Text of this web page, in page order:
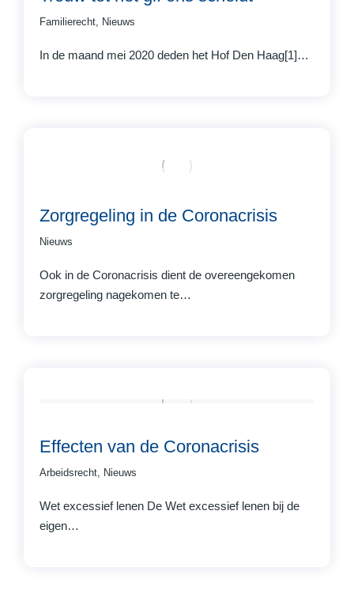
Familierecht, Nieuws
In de maand mei 2020 deden het Hof Den Haag[1]…
Zorgregeling in de Coronacrisis
Nieuws
Ook in de Coronacrisis dient de overeengekomen
zorgregeling nagekomen te…
Effecten van de Coronacrisis
Arbeidsrecht, Nieuws
Wet excessief lenen De Wet excessief lenen bij de
eigen…